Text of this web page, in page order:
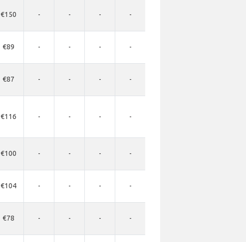
€150 - - - -
€89 - - - -
€87 - - - -
€116 - - - -
€100 - - - -
€104 - - - -
€78 - - - -